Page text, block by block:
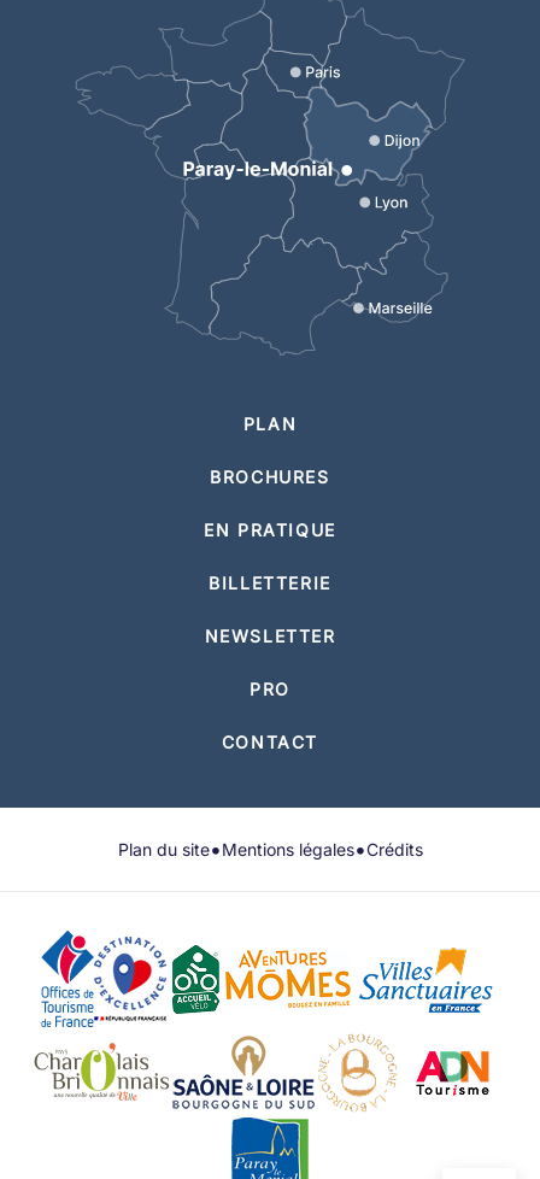
PLAN
BROCHURES
EN PRATIQUE
BILLETTERIE
NEWSLETTER
PRO
CONTACT
Plan du site•Mentions légales•Crédits